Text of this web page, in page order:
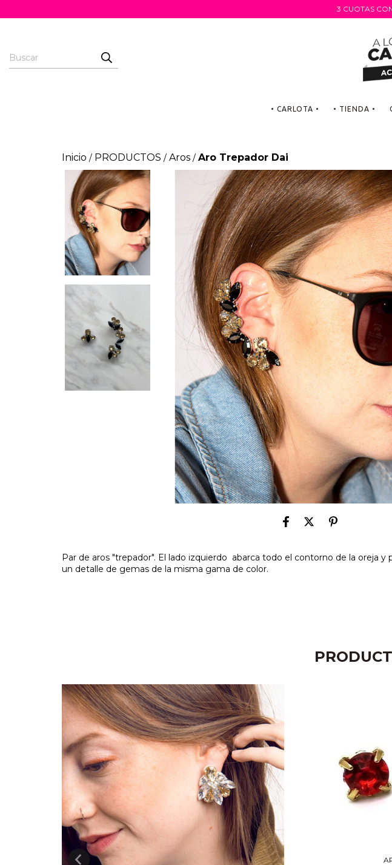
3 CUOTAS
• CARLOTA • • TIENDA •
Inicio / PRODUCTOS / Aros / Aro Trepador Dai
Par de aros "trepador". El lado izquierdo abarca todo el contorno de la oreja y
un detalle de gemas de la misma gama de color.